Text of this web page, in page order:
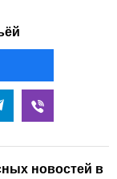
новостей в